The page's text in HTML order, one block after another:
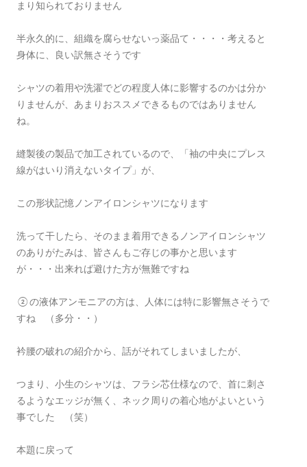
まり知られておりません
半永久的に、組織を腐らせないっ薬品て・・・・考えると
身体に、良い訳無さそうです
シャツの着用や洗濯でどの程度人体に影響するのかは分か
りませんが、あまりおススメできるものではありません
ね。
縫製後の製品で加工されているので、「袖の中央にプレス
線がはいり消えないタイプ」が、
この形状記憶ノンアイロンシャツになります
洗って干したら、そのまま着用できるノンアイロンシャツ
のありがたみは、皆さんもご存じの事かと思います
が・・・出来れば避けた方が無難ですね
②の液体アンモニアの方は、人体には特に影響無さそうで
すね （多分・・）
衿腰の破れの紹介から、話がそれてしまいましたが、
つまり、小生のシャツは、フラシ芯仕様なので、首に刺さ
るようなエッジが無く、ネック周りの着心地がよいという
事でした （笑）
本題に戻って